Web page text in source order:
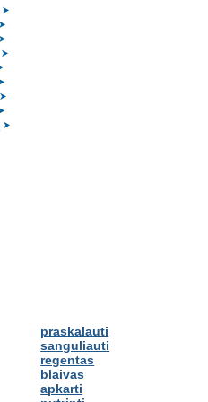
praskalauti
sanguliauti
regentas
blaivas
apkarti